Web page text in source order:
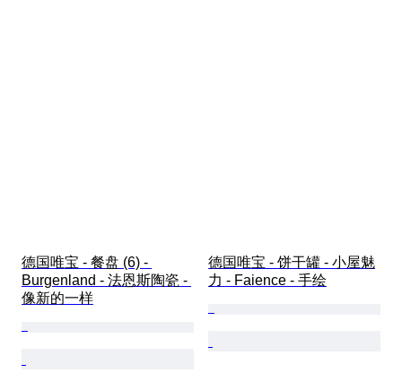
德国唯宝 - 餐盘 (6) -
Burgenland - 法恩斯陶瓷 -
像新的一样
德国唯宝 - 饼干罐 - 小屋魅
力 - Faience - 手绘